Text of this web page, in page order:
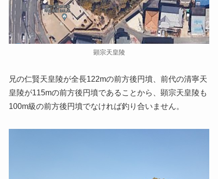
顕宗天皇陵
兄の仁賢天皇陵が全長122mの前方後円墳、前代の清寧天
皇陵が115mの前方後円墳であることから、顕宗天皇陵も
100m級の前方後円墳でなければ釣り合いません。